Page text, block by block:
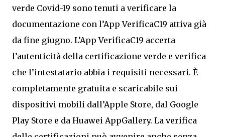
verde Covid-19 sono tenuti a verificare la
documentazione con l’App VerificaC19 attiva già
da fine giugno. L’App VerificaC19 accerta
l’autenticità della certificazione verde e verifica
che l’intestatario abbia i requisiti necessari. È
completamente gratuita e scaricabile sui
dispositivi mobili dall’Apple Store, dal Google
Play Store e da Huawei AppGallery. La verifica